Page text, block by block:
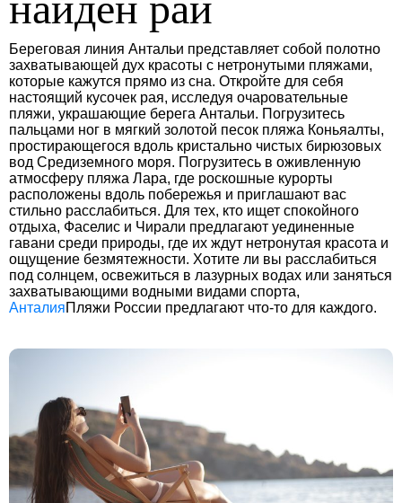
Береговая линия Антальи представляет собой полотно
захватывающей дух красоты с нетронутыми пляжами,
которые кажутся прямо из сна. Откройте для себя
настоящий кусочек рая, исследуя очаровательные
пляжи, украшающие берега Антальи. Погрузитесь
пальцами ног в мягкий золотой песок пляжа Коньяалты,
простирающегося вдоль кристально чистых бирюзовых
вод Средиземного моря. Погрузитесь в оживленную
атмосферу пляжа Лара, где роскошные курорты
расположены вдоль побережья и приглашают вас
стильно расслабиться. Для тех, кто ищет спокойного
отдыха, Фаселис и Чирали предлагают уединенные
гавани среди природы, где их ждут нетронутая красота и
ощущение безмятежности. Хотите ли вы расслабиться
под солнцем, освежиться в лазурных водах или заняться
захватывающими водными видами спорта,
АнталияПляжи России предлагают что-то для каждого.